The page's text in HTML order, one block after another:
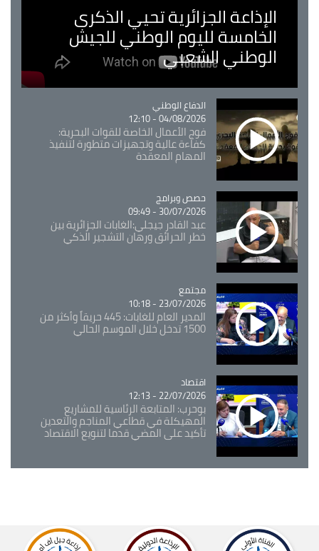
الإذاعة الجزائرية تحيي الذكرى
الخامسة لليوم الوطني للجيش
الوطني الشعبي
Catégorie
الدفاع الوطني
04/08/2026 - 12:10
فوج الأعمال الخاصة للقوات البحرية:
كفاءة عالية وتجهيزات متطورة لتنفيذ
المهام المعقدة
Catégorie
حصص وبرامج
30/07/2026 - 09:49
عبد القادر جيجلي:الغابات الجزائرية بين
خطر الحرائق ورهان التشجير الذكي
Catégorie
مجتمع
23/07/2026 - 10:18
المدير العام للغابات: 445 حريقاً وأكثر من
1500 تدخل خلال الموسم الحالي
Catégorie
اقتصاد
22/07/2026 - 12:13
بوحرب: المتابعة الرئاسية للمشاريع
المهيكلة في قطاعي المناجم والتعدين
تأكيد على المضي قدما لتنويع الاقتصاد